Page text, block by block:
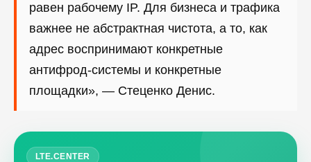
равен рабочему IP. Для бизнеса и трафика
важнее не абстрактная чистота, а то, как
адрес воспринимают конкретные
антифрод-системы и конкретные
площадки», — Стеценко Денис.
LTE.CENTER